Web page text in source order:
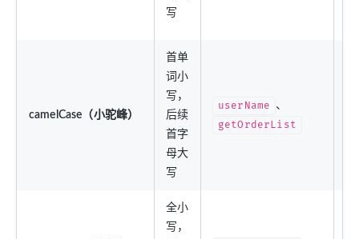
写
camelCase（小驼峰）
首单
词小
写，
后续
首字
母大
写
userName 、
getOrderList
全小
写，